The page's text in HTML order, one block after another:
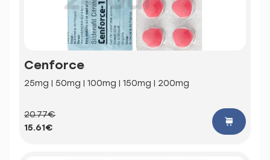
Cenforce
25mg | 50mg | 100mg | 150mg | 200mg
20.77€
15.61€